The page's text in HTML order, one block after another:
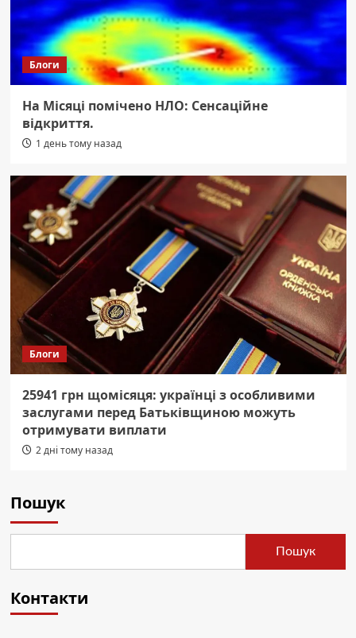
Блоги
На Місяці помічено НЛО: Сенсаційне
відкриття.
1 день тому назад
Блоги
25941 грн щомісяця: українці з особливими
заслугами перед Батьківщиною можуть
отримувати виплати
2 дні тому назад
Пошук
Пошук
Контакти